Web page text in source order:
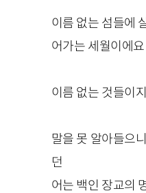
이름 없는 섬들에
어가는 세월이에요
이름 없는 것들이
말을 못 알아들으
던
어는 백인 장교의